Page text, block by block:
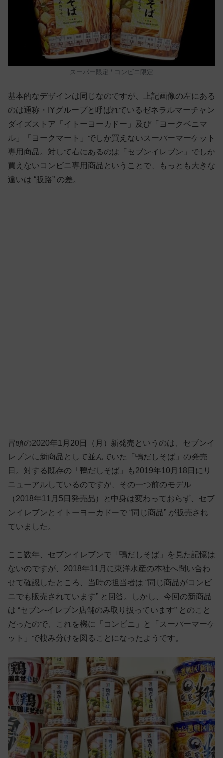
スーパー限定 / コンビニ限定
基本的なデザインは同じなのですが、上記画像の左にある
のは通称・IYグループと呼ばれているゼネラルマーチャン
ダイズストア「イトーヨーカドー」及び「ヨークベニマ
ル」「ヨークマート」でしか買えないスーパーマーケット
専用商品。対して右にあるのは「セブンイレブン」でしか
買えないコンビニ専用商品ということで、もっとも大きな
違いは “販路” の差。
冒頭の2020年1月20日（月）新発売というのは、セブンイ
レブンに新商品として並んでいた「鴨だしそば」の発売
日。対する既存の「鴨だしそば」も2019年10月18日にリ
ニューアルしているのですが、その一つ前のモデル
（2018年11月5日発売品）と中身は変わっておらず、セブ
ンイレブンとイトーヨーカドーで “同じ商品” が販売され
ていました。
ここ数年、セブンイレブンで「鴨だしそば」を見た記憶は
ないのですが、2018年11月に東洋水産の本社へ問い合わ
せて確認したところ、当時の担当者は “同じ商品がコンビ
ニでも販売されています” と回答。しかし、今回の新商品
は “セブン-イレブン店舗のみ取り扱っています” とのこと
だったので、これを機に「コンビニ」と「スーパーマーケ
ット」で棲み分けを図ることになったようです。